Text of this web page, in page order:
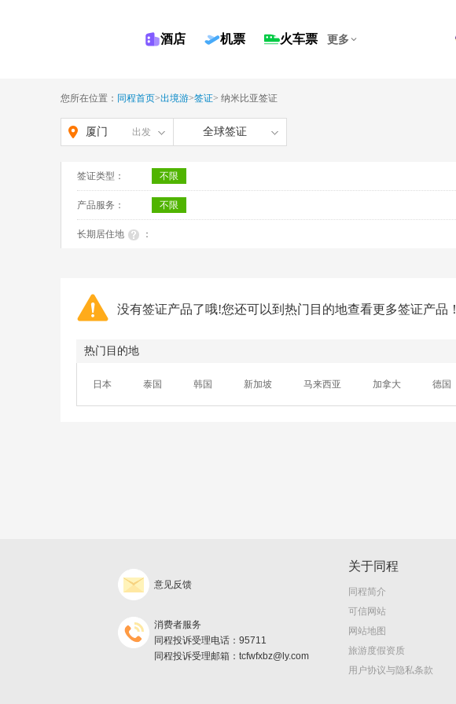
酒店 机票 火车票 更多
您所在位置： 同程首页>出境游>签证> 纳米比亚签证
厦门 出发 全球签证
签证类型： 不限
产品服务： 不限
长期居住地 ：
没有签证产品了哦!您还可以到热门目的地查看更多签证产品！
热门目的地
日本 泰国 韩国 新加坡 马来西亚 加拿大 德国
意见反馈
消费者服务
同程投诉受理电话：95711
同程投诉受理邮箱：tcfwfxbz@ly.com
关于同程
同程简介
可信网站
网站地图
旅游度假资质
用户协议与隐私条款